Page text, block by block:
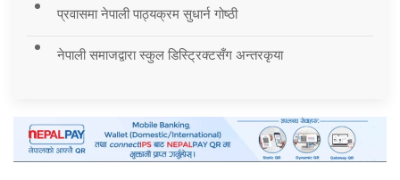
प्रवासमा नेपाली पाठ्यक्रम सुधार्न गोष्ठी
नेपाली समाजद्वारा स्कुल डिस्ट्रिक्टसँग अन्तरकृया